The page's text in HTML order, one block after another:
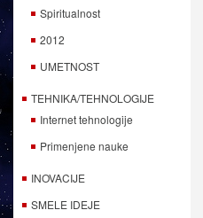
Spiritualnost
2012
UMETNOST
TEHNIKA/TEHNOLOGIJE
Internet tehnologije
Primenjene nauke
INOVACIJE
SMELE IDEJE